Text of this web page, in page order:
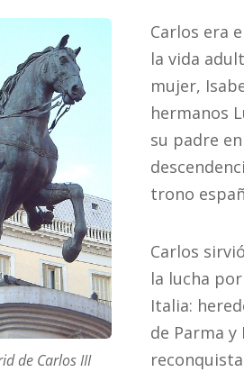
de Carlos III
Carlos era
la vida
mujer,
hermanos
su padre
trono
Carlos
la lucha
Italia:
de Parma y